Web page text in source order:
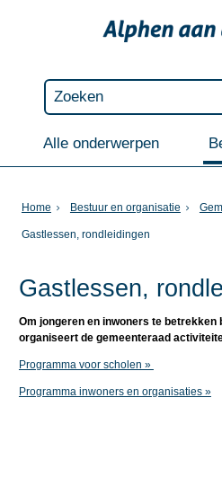
Alle onderwerpen
Home Bestuur en organisatie
Gastlessen, rondleidingen
Gastlessen,
Om jongeren en inwoners te betrekken
organiseert de gemeenteraad
Programma voor scholen »
Programma inwoners en organisaties »